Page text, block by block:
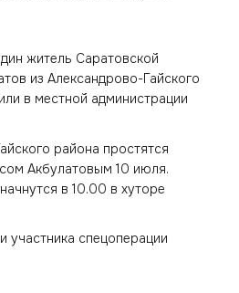
житель Саратовской
из Александрово-Гайского
в местной администрации
района простятся
Акбулатовым 10 июля.
в 10.00 в хуторе
участника спецоперации